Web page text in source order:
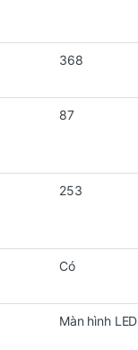
368
87
253
Có
Màn hình LED